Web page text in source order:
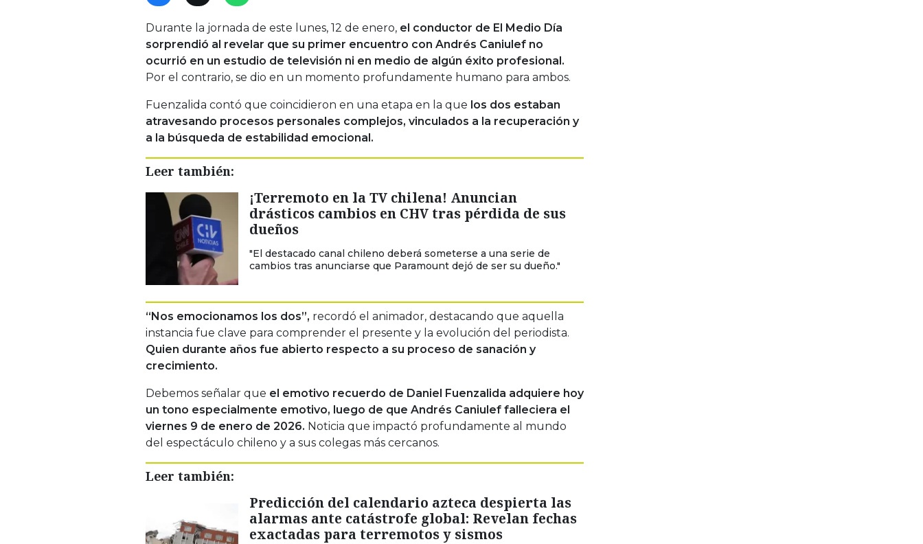
Durante la jornada de este lunes, 12 de enero, el conductor de El Medio Día
sorprendió al revelar que su primer encuentro con Andrés Caniulef no
ocurrió en un estudio de televisión ni en medio de algún éxito profesional.
Por el contrario, se dio en un momento profundamente humano para ambos.
Fuenzalida contó que coincidieron en una etapa en la que los dos estaban
atravesando procesos personales complejos, vinculados a la recuperación y
a la búsqueda de estabilidad emocional.
Leer también:
¡Terremoto en la TV chilena! Anuncian
drásticos cambios en CHV tras pérdida de sus
dueños
"El destacado canal chileno deberá someterse a una serie de
cambios tras anunciarse que Paramount dejó de ser su dueño."
“Nos emocionamos los dos”, recordó el animador, destacando que aquella
instancia fue clave para comprender el presente y la evolución del periodista.
Quien durante años fue abierto respecto a su proceso de sanación y
crecimiento.
Debemos señalar que el emotivo recuerdo de Daniel Fuenzalida adquiere hoy
un tono especialmente emotivo, luego de que Andrés Caniulef falleciera el
viernes 9 de enero de 2026. Noticia que impactó profundamente al mundo
del espectáculo chileno y a sus colegas más cercanos.
Leer también:
Predicción del calendario azteca despierta las
alarmas ante catástrofe global: Revelan fechas
exactadas para terremotos y sismos